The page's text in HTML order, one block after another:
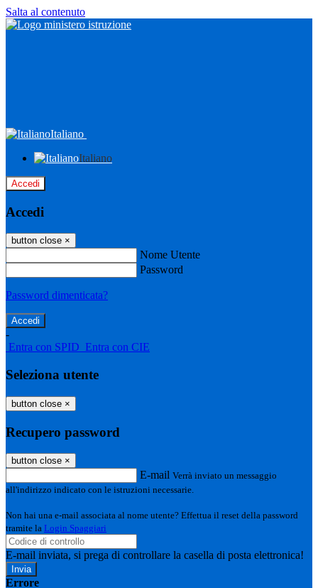
Salta al contenuto
Italiano
Italiano
Accedi
Accedi
button close ×
Nome Utente
Password
Password dimenticata?
-
Entra con SPID Entra con CIE
Seleziona utente
button close ×
Recupero password
button close ×
E-mail Verrà inviato un messaggio
all'indirizzo indicato con le istruzioni necessarie.
Non hai una e-mail associata al nome utente? Effettua il reset della password
tramite la Login Spaggiari
E-mail inviata, si prega di controllare la casella di posta elettronica!
Errore